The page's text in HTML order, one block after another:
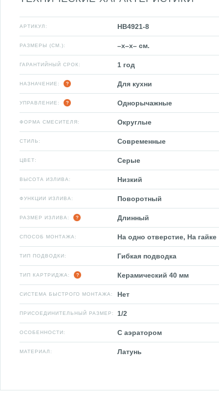
АРТИКУЛ: HB4921-8
РАЗМЕРЫ (СМ.): –x–x– см.
ГАРАНТИЙНЫЙ СРОК: 1 год
НАЗНАЧЕНИЕ: Для кухни
УПРАВЛЕНИЕ: Однорычажные
ФОРМА СМЕСИТЕЛЯ: Округлые
СТИЛЬ: Современные
ЦВЕТ: Серые
ВЫСОТА ИЗЛИВА: Низкий
ФУНКЦИИ ИЗЛИВА: Поворотный
РАЗМЕР ИЗЛИВА: Длинный
СПОСОБ МОНТАЖА: На одно отверстие, На гайке
ТИП ПОДВОДКИ: Гибкая подводка
ТИП КАРТРИДЖА: Керамический 40 мм
СИСТЕМА БЫСТРОГО МОНТАЖА: Нет
ПРИСОЕДИНИТЕЛЬНЫЙ РАЗМЕР: 1/2
ОСОБЕННОСТИ: С аэратором
МАТЕРИАЛ: Латунь